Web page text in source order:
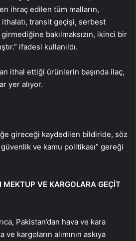
ihraç edilen tüm malların,
ithalatı, transit geçişi, serbest
bakılmaksızın, ikinci bir
ifadesi kullanıldı.
ithal ettiği ürünlerin başında ilaç,
yer alıyor.
gireceği kaydedilen bildiride, söz
ve kamu politikası” gereği
MEKTUP VE KARGOLARA GEÇİT
Pakistan’dan hava ve kara
kargoların alımının askıya